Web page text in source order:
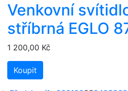
Venkovní
stříbrná EGLO
1 200,00 Kč
Koupit